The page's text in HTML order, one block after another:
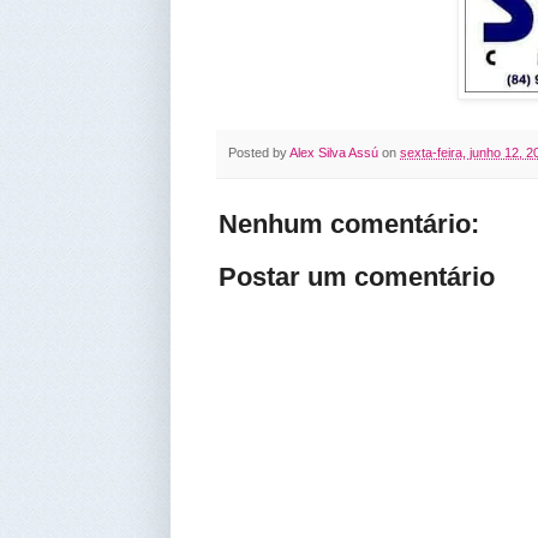
Posted byAlex Silva Assú on sexta-feira, junho 12,
Nenhum comentário:
Postar um comentário